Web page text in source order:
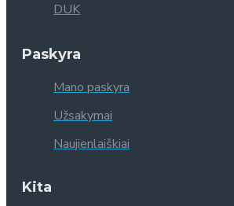
DUK
Paskyra
Mano paskyra
Užsakymai
Naujienlaiškiai
Kita